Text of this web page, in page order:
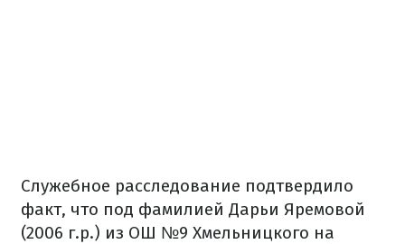
Служебное расследование подтвердило
факт, что под фамилией Дарьи Яремовой
(2006 г.р.) из ОШ №9 Хмельницкого на